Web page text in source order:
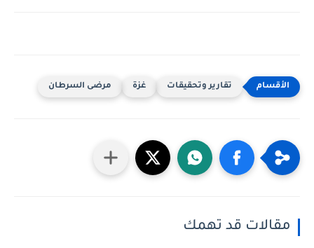
تقارير وتحقيقات غزة مرضى السرطان
مقالات قد تهمك